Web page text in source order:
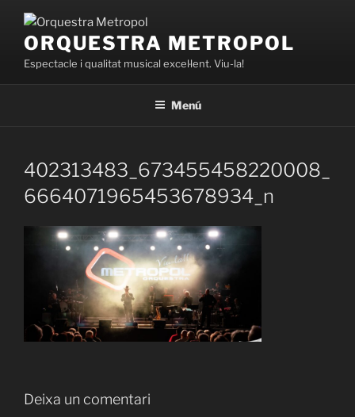
contingut
ORQUESTRA METROPOL
Espectacle i qualitat musical excel·lent. Viu-la!
Menú
402313483_673455458220008_
6664071965453678934_n
Deixa un comentari